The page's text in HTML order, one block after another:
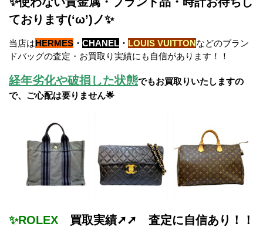
ております(‘ω’)ノ✨
当店はHERMES ・ CHANEL ・ LOUIS VUITTONなどのブラン
ドバッグの査定・お買取り実績にも自信があります！！
経年劣化や破損した状態でもお買取りいたしますの
で、ご心配は要りません🌟
✨ROLEX 買取実績➚➚ 査定に自信あり！！